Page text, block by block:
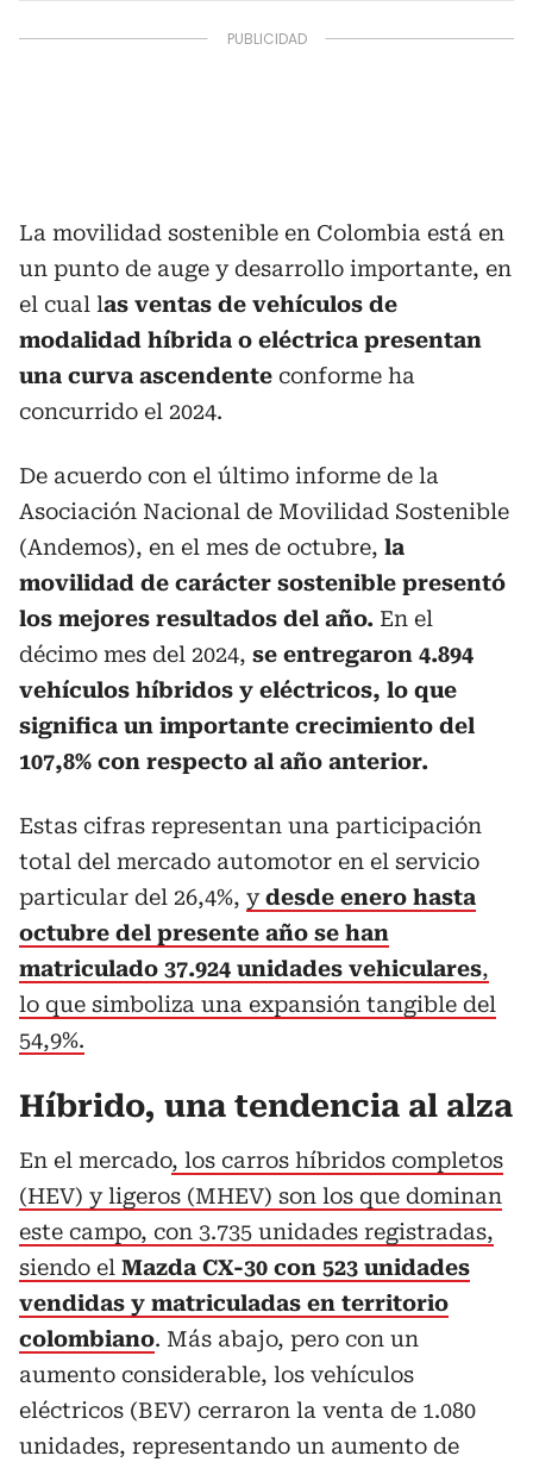
La movilidad sostenible en Colombia está en
un punto de auge y desarrollo importante, en
el cual las ventas de vehículos de
modalidad híbrida o eléctrica presentan
una curva ascendente conforme ha
concurrido el 2024.
De acuerdo con el último informe de la
Asociación Nacional de Movilidad Sostenible
(Andemos), en el mes de octubre, la
movilidad de carácter sostenible presentó
los mejores resultados del año. En el
décimo mes del 2024, se entregaron 4.894
vehículos híbridos y eléctricos, lo que
significa un importante crecimiento del
107,8% con respecto al año anterior.
Estas cifras representan una participación
total del mercado automotor en el servicio
particular del 26,4%, ydesde enero hasta
octubre del presente año se han
matriculado 37.924 unidades vehiculares,
lo que simboliza una expansión tangible del
54,9%.
Híbrido, una tendencia al alza
En el mercado, los carros híbridos completos
(HEV) y ligeros (MHEV) son los que dominan
este campo, con 3.735 unidades registradas,
siendo el Mazda CX-30 con 523 unidades
vendidas y matriculadas en territorio
colombiano. Más abajo, pero con un
aumento considerable, los vehículos
eléctricos (BEV) cerraron la venta de 1.080
unidades, representando un aumento de